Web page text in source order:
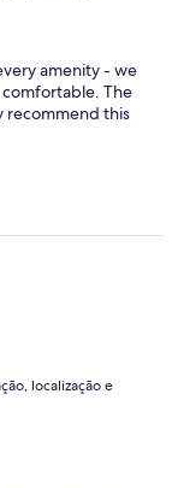
amenity - we
The
recommend this
localização e